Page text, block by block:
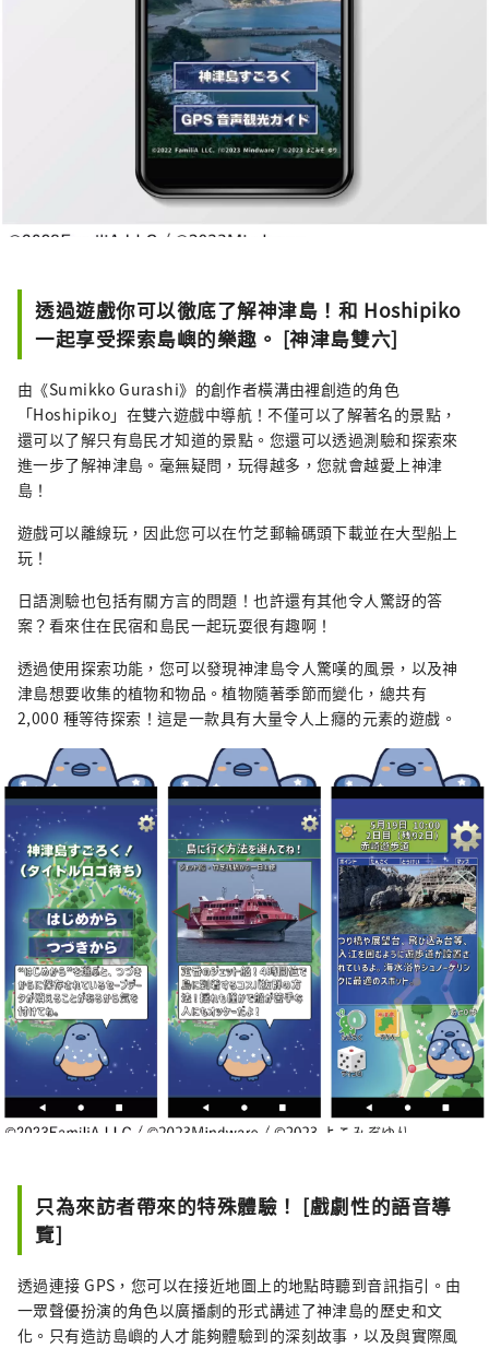
透過遊戲你可以徹底了解神津島！和 Hoshipiko
一起享受探索島嶼的樂趣。 [神津島雙六]
由《Sumikko Gurashi》的創作者橫溝由裡創造的角色
「Hoshipiko」在雙六遊戲中導航！不僅可以了解著名的景點，
還可以了解只有島民才知道的景點。您還可以透過測驗和探索來
進一步了解神津島。毫無疑問，玩得越多，您就會越愛上神津
島！
遊戲可以離線玩，因此您可以在竹芝郵輪碼頭下載並在大型船上
玩！
日語測驗也包括有關方言的問題！也許還有其他令人驚訝的答
案？看來住在民宿和島民一起玩耍很有趣啊！
透過使用探索功能，您可以發現神津島令人驚嘆的風景，以及神
津島想要收集的植物和物品。植物隨著季節而變化，總共有
2,000 種等待探索！這是一款具有大量令人上癮的元素的遊戲。
只為來訪者帶來的特殊體驗！ [戲劇性的語音導
覽]
透過連接 GPS，您可以在接近地圖上的地點時聽到音訊指引。由
一眾聲優扮演的角色以廣播劇的形式講述了神津島的歷史和文
化。只有造訪島嶼的人才能夠體驗到的深刻故事，以及與實際風